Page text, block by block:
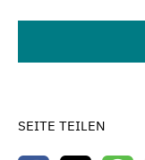
SEITE TEILEN